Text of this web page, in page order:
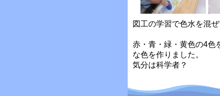
図工の学習で色水を混
赤・青・緑・黄色の4色
な色を作りました。
気分は科学者？